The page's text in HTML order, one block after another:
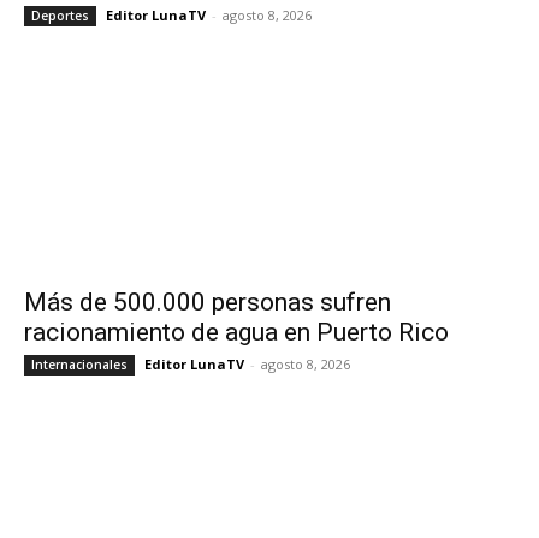
Deportes Editor LunaTV - agosto 8, 2026
Más de 500.000 personas sufren
racionamiento de agua en Puerto Rico
Internacionales Editor LunaTV - agosto 8, 2026